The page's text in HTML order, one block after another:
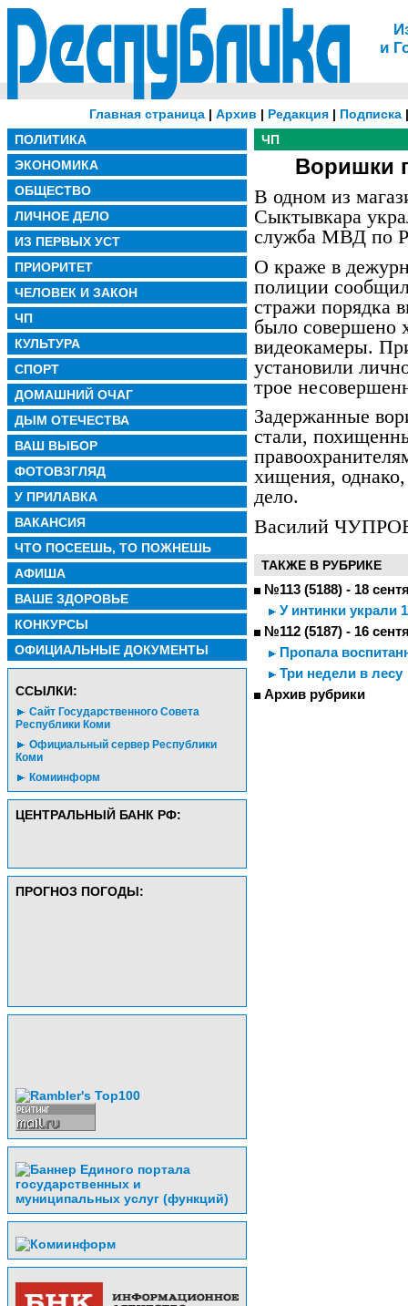
и
Главная страница | Архив | Редакция | Подписка
ПОЛИТИКА
ЭКОНОМИКА
ОБЩЕСТВО
ЛИЧНОЕ ДЕЛО
ИЗ ПЕРВЫХ УСТ
ПРИОРИТЕТ
ЧЕЛОВЕК И ЗАКОН
ЧП
КУЛЬТУРА
СПОРТ
ДОМАШНИЙ ОЧАГ
ДЫМ ОТЕЧЕСТВА
ВАШ ВЫБОР
ФОТОВЗГЛЯД
У ПРИЛАВКА
ВАКАНСИЯ
ЧТО ПОСЕЕШЬ, ТО ПОЖНЕШЬ
АФИША
ВАШЕ ЗДОРОВЬЕ
КОНКУРСЫ
ОФИЦИАЛЬНЫЕ ДОКУМЕНТЫ
CСЫЛКИ:
Сайт Государственного Совета
Республики Коми
Официальный сервер Республики
Коми
Комиинформ
ЦЕНТРАЛЬНЫЙ БАНК РФ:
ПРОГНОЗ ПОГОДЫ:
ЧП
Воришки
В одном из
Сыктывкара
служба МВД по
О краже в
полиции
стражи порядка
было совершено
видеокамеры.
установили
трое
Задержанные
стали,
хищения, однако,
дело.
Василий
ТАКЖЕ В РУБРИКЕ
№113 (5188) - 18
У интинки украли
№112 (5187) - 16
Пропала
Три недели в лесу
Архив рубрики